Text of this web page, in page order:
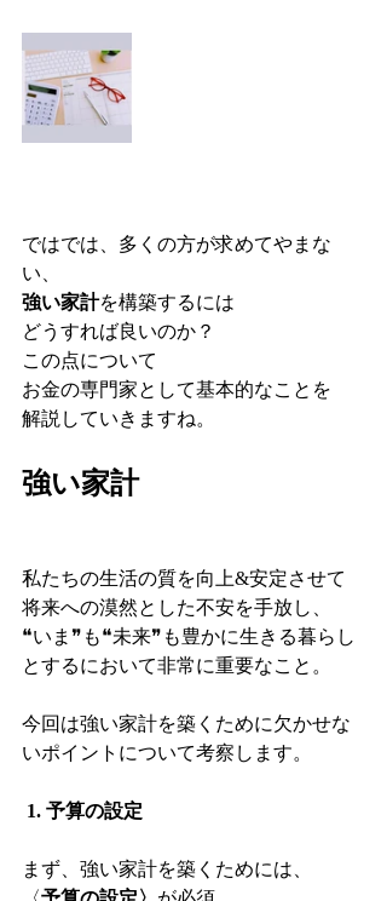
ではでは、多くの方が求めてやまな
い、
強い家計を構築するには
どうすれば良いのか？
この点について
お金の専門家として基本的なことを
解説していきますね。
強い家計
私たちの生活の質を向上&安定させて
将来への漠然とした不安を手放し、
❝いま❞も❝未来❞も豊かに生きる暮らし
とするにおいて非常に重要なこと。
今回は強い家計を築くために欠かせな
いポイントについて考察します。
1. 予算の設定
まず、強い家計を築くためには、